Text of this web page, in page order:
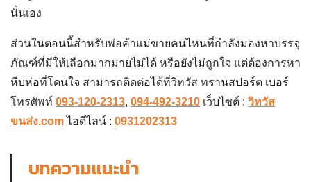
นั่นเอง
ส่วนในตอนนี้สำหรับพ่อค้าแม่ขายคนไหนที่กำลังมองหาบรรจุ
ภัณฑ์ที่มีให้เลือกมากมายไม่ได้ หรือยังไม่ถูกใจ แต่ต้องการหา
หีบห่อที่โดนใจ สามารถติดต่อได้ที่วิทวัส ทรานสปอร์ต เบอร์
โทรศัพท์ 093-120-2313, 094-492-3210 เว็บไซต์ : วิทวัส
ขนส่ง.comไอดีไลน์ : 0931202313
บทความแนะนำ